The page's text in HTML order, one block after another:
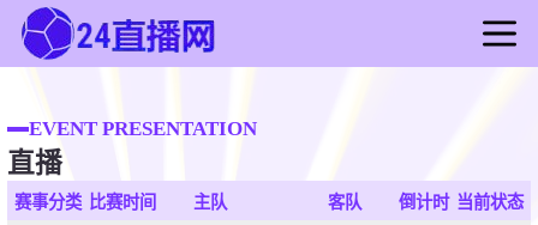
足球直播
篮球直播
足球录像
EVENT PRESENTATION
直播
赛事分类 比赛时间 主队 客队 倒计时 当前状态